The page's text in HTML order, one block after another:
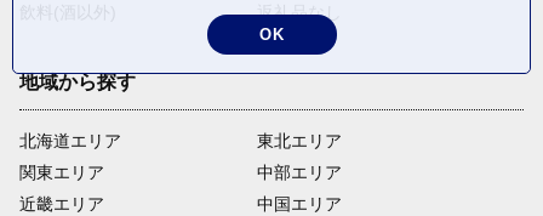
返礼品なし
地域から探す
北海道エリア
関東エリア
近畿エリア
東北エリア
中部エリア
中国エリア
OK